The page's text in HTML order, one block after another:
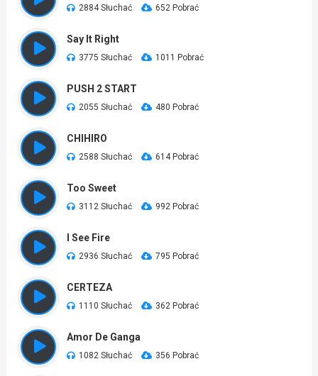
2884 Słuchać 652 Pobrać
Say It Right
3775 Słuchać 1011 Pobrać
PUSH 2 START
2055 Słuchać 480 Pobrać
CHIHIRO
2588 Słuchać 614 Pobrać
Too Sweet
3112 Słuchać 992 Pobrać
I See Fire
2936 Słuchać 795 Pobrać
CERTEZA
1110 Słuchać 362 Pobrać
Amor De Ganga
1082 Słuchać 356 Pobrać